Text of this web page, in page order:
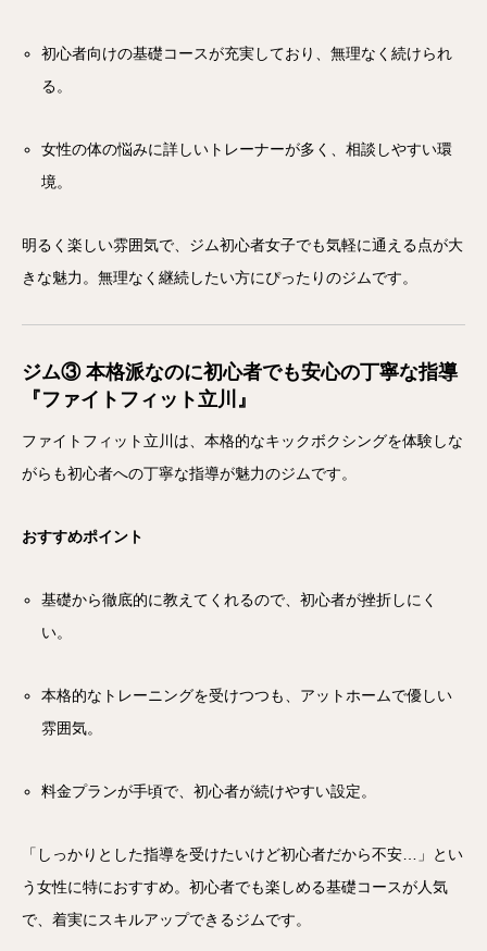
初心者向けの基礎コースが充実しており、無理なく続けられ
る。
女性の体の悩みに詳しいトレーナーが多く、相談しやすい環
境。
明るく楽しい雰囲気で、ジム初心者女子でも気軽に通える点が大
きな魅力。無理なく継続したい方にぴったりのジムです。
ジム③ 本格派なのに初心者でも安心の丁寧な指導
『ファイトフィット立川』
ファイトフィット立川は、本格的なキックボクシングを体験しな
がらも初心者への丁寧な指導が魅力のジムです。
おすすめポイント
基礎から徹底的に教えてくれるので、初心者が挫折しにく
い。
本格的なトレーニングを受けつつも、アットホームで優しい
雰囲気。
料金プランが手頃で、初心者が続けやすい設定。
「しっかりとした指導を受けたいけど初心者だから不安…」とい
う女性に特におすすめ。初心者でも楽しめる基礎コースが人気
で、着実にスキルアップできるジムです。